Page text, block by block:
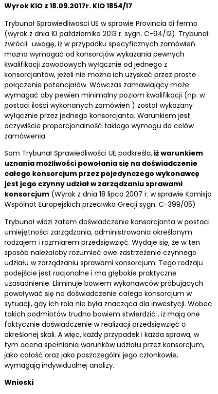
Wyrok KIO z 18.09.2017r. KIO 1854/17
Trybunał Sprawiedliwości UE w sprawie Provincia di fermo
(wyrok z dnia 10 października 2013 r. sygn. C-94/12). Trybunał
zwrócił uwagę, iż w przypadku specyficznych zamówień
można wymagać od konsorcjów wykazania pewnych
kwalifikacji zawodowych wyłącznie od jednego z
konsorcjantów, jeżeli nie można ich uzyskać przez proste
połączenie potencjałów. Wówczas zamawiający może
wymagać aby pewien minimalny poziom kwalifikacji (np. w
postaci ilości wykonanych zamówień ) został wykazany
wyłącznie przez jednego konsorcjanta. Warunkiem jest
oczywiście proporcjonalność takiego wymogu do celów
zamówienia.
Sam Trybunał Sprawiedliwości UE podkreśla,iż warunkiem
uznania możliwości powołania się na doświadczenie
całego konsorcjum przez pojedynczego wykonawcę
jest jego czynny udział w zarządzaniu sprawami
konsorcjum(Wyrok z dnia 18 lipca 2007 r. w sprawie Komisja
Wspólnot Europejskich przeciwko Grecji sygn. C-399/05)
Trybunał widzi zatem doświadczenie konsorcjanta w postaci
umiejętności zarządzania, administrowania określonym
rodzajem i rozmiarem przedsięwzięć. Wydaje się, że w ten
sposób należałoby rozumieć owe zastrzeżenie czynnego
udziału w zarządzaniu sprawami konsorcjum. Tego rodzaju
podejście jest racjonalne i ma głębokie praktyczne
uzasadnienie. Eliminuje bowiem wykonawców próbujących
powoływać się na doświadczenie całego konsorcjum w
sytuacji, gdy ich rola nie była znacząca dla inwestycji. Wobec
takich podmiotów trudno bowiem stwierdzić , iż mają one
faktycznie doświadczenie w realizacji przedsięwzięć o
określonej skali. A więc, każdy przypadek i każda sprawa, w
tym ocena spełniania warunków udziału przez konsorcjum,
jako całość oraz jako poszczególni jego członkowie,
wymagają indywidualnej analizy.
Wnioski